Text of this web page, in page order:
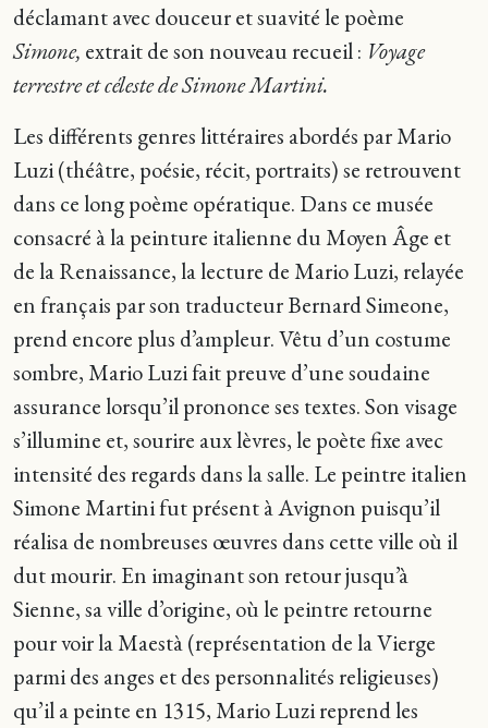
déclamant avec douceur et suavité le poème
Simone, extrait de son nouveau recueil : Voyage
terrestre et céleste de Simone Martini.
Les différents genres littéraires abordés par Mario
Luzi (théâtre, poésie, récit, portraits) se retrouvent
dans ce long poème opératique. Dans ce musée
consacré à la peinture italienne du Moyen Âge et
de la Renaissance, la lecture de Mario Luzi, relayée
en français par son traducteur Bernard Simeone,
prend encore plus d’ampleur. Vêtu d’un costume
sombre, Mario Luzi fait preuve d’une soudaine
assurance lorsqu’il prononce ses textes. Son visage
s’illumine et, sourire aux lèvres, le poète fixe avec
intensité des regards dans la salle. Le peintre italien
Simone Martini fut présent à Avignon puisqu’il
réalisa de nombreuses œuvres dans cette ville où il
dut mourir. En imaginant son retour jusqu’à
Sienne, sa ville d’origine, où le peintre retourne
pour voir la Maestà (représentation de la Vierge
parmi des anges et des personnalités religieuses)
qu’il a peinte en 1315, Mario Luzi reprend les